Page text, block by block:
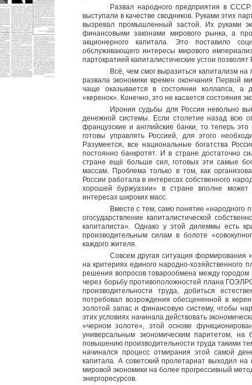
Развал народного предприятия в СССР
выступали в качестве сводников. Руками этих
вызревал промышленный застой. Их руками
финансовыми законами мирового рынка, а
акционерного капитала. Это поставило
обслуживающего интересы мирового
партократией капиталистические устои позволят
Всё, чем смог выразиться капитализм
развала экономики времен окончания Первой
чаще оказывается в состоянии коллапса, а
«керенок». Конечно, это не касается состояния
Ирония судьбы для России невольно
денежной системы. Если столетие назад всю
французские и английские банки, то теперь
готовы управлять Россией, для этого
Разумеется, все национальные богатства
постоянно банкротят. И в стране достаточно
стране ещё больше сил, готовых эти самые
массам. Проблема только в том, как
России работала в интересах собственного
хорошей буржуазии» в стране вполне может
интересах широких масс.
Вместе с тем, само понятие «народного
огосударствление капиталистической
капиталиста». Однако у этой дилеммы есть
производительным силам в болоте
каждого жителя.
Совсем другая ситуация формирования
на критериях единого народно-хозяйственного
решения вопросов товарообмена между городом
через борьбу противоположностей плана
производительности труда, добиться
потребовал возрождения обесцененной в
золотой запас и финансовую систему, чтобы
этих условиях начинала действовать
«черном золоте», этой основе
универсальным экономическим паритетом, на
повышению производительности труда такими
начинался процесс отмирания этой самой
капитала. А советский пролетариат выходил
мировой экономики на более прогрессивный
энергоресурсов.